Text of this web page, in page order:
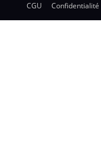
CGU Confidentialité